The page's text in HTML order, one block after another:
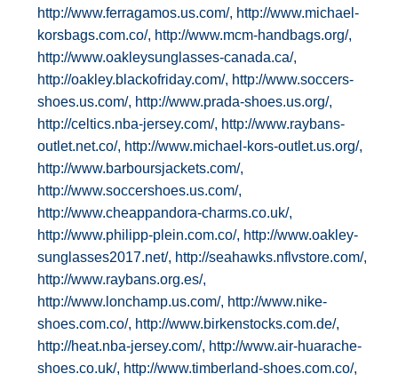
http://www.ferragamos.us.com/, http://www.michael-
korsbags.com.co/, http://www.mcm-handbags.org/,
http://www.oakleysunglasses-canada.ca/,
http://oakley.blackofriday.com/, http://www.soccers-
shoes.us.com/, http://www.prada-shoes.us.org/,
http://celtics.nba-jersey.com/, http://www.raybans-
outlet.net.co/, http://www.michael-kors-outlet.us.org/,
http://www.barboursjackets.com/,
http://www.soccershoes.us.com/,
http://www.cheappandora-charms.co.uk/,
http://www.philipp-plein.com.co/, http://www.oakley-
sunglasses2017.net/, http://seahawks.nflvstore.com/,
http://www.raybans.org.es/,
http://www.lonchamp.us.com/, http://www.nike-
shoes.com.co/, http://www.birkenstocks.com.de/,
http://heat.nba-jersey.com/, http://www.air-huarache-
shoes.co.uk/, http://www.timberland-shoes.com.co/,